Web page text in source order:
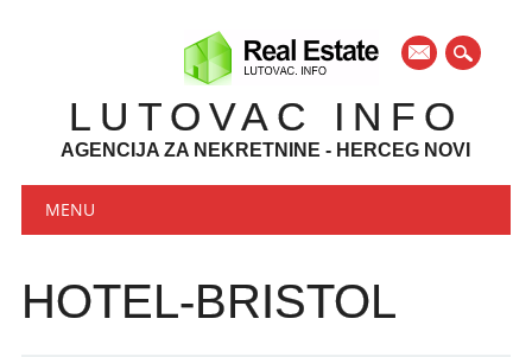
mail
LUTOVAC INFO
AGENCIJA ZA NEKRETNINE - HERCEG NOVI
Main menu
MENU
HOTEL-BRISTOL